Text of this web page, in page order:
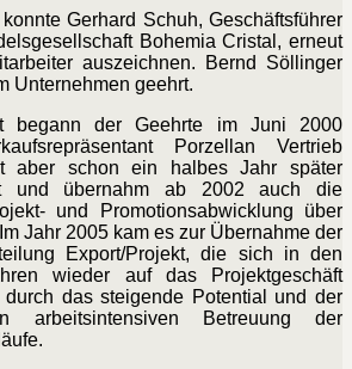
Gerhard Schuh, Geschäftsführer
Bohemia Cristal, erneut
auszeichnen. Bernd Söllinger
Unternehmen geehrt.
begann der Geehrte im Juni 2000
Porzellan Vertrieb
aber schon ein halbes Jahr später
und übernahm ab 2002 auch die
und Promotionsabwicklung über
Jahr 2005 kam es zur Übernahme der
Export/Projekt, die sich in den
wieder auf das Projektgeschäft
durch das steigende Potential und der
arbeitsintensiven Betreuung der